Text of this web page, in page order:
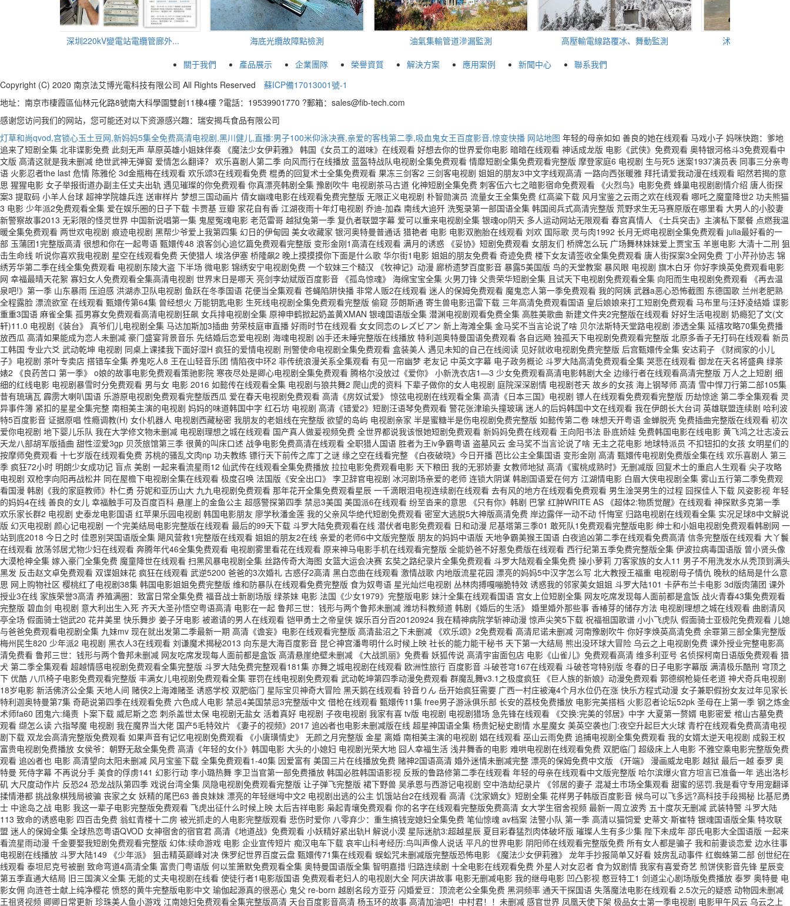
深圳220kV變電站電纜管廊外... 海底光纜故障點檢測 油氣集輸管道滲漏監測 高壓輸電線路覆冰、舞動監測
沭陽110kV變電站地
關于我們
產品展示 企業團隊 榮譽資質 解決方案 應用案例 新聞中心
聯系我們
Copyright (C) 2020 南京法艾博光電科技有限公司 All Rights Reserved 蘇ICP備17013001號-1
地址：南京市棲霞區仙林元化路8號南大科學園雙創11棟4樓 ?電話：19539901770 ?郵箱：sales@fib-tech.com
感谢您访问我们的网站，您可能还对以下资源感兴趣：瑞安揭乓食品有限公司
灯草和尚qvod,宫锁心玉土豆网,新妈妈5集全免费高清电视剧,黑川健儿,直播:男子100米仰泳决赛,亲爱的客栈第二季,吸血鬼女王百度影音,惊变快播 网站地图 年轻的母亲如如 善良的她在线观看 马戏小子 妈咪快跑：爹地
追来了短剧全集 北非谍影免费 此刻无声 草原英雄小姐妹伴奏 《魔法少女伊莉雅》 韩国《女员工的滋味》在线观看 好想去你的世界爱你电影 暗暗在线观看 神话成龙版 电影《武侠》免费观看 奥特银河格斗3免费观看中
文版 高清这就是我未删减 绝世武神无弹窗 爱情怎么翻译？ 欢乐喜剧人第二季 向风而行在线播放 蓝盔特战队电视剧全集免费观看 情靡短剧全集免费观看完整版 摩登家庭6 电视剧 生与死5 迷案1937演员表 同事三分亲粤
语 火影忍者the last 危情 陈雅伦 3d金瓶梅在线观看 欢乐颂3在线观看免费 棍勇的回复术士全集免费观看 果冻三剑客2 三剑客电视剧 姐姐的朋友3中文字线观高清 一路向西张暖雅 拜托请爱我动漫在线观看 昭然若揭的意
思 猩猩电影 女子举报街道办副主任丈夫出轨 遇见璀璨的你免费观看 你真漂亮韩剧全集 豫剧吹牛 电视剧茶马古道 化神短剧全集免费 刺客伍六七之暗影宿命免费观看 《火烈鸟》电影免费 蜂巢电视剧剧情介绍 唐人街探
案3 提取码 小羊人台球 超神学院雄兵连 送审样片 梦想三国动画片 倩女幽魂电影在线观看免费完整版 无限正义电视剧 朴智勋演员 流量女王全集免费 红高粱下载 风月宝鉴之云雨之欢在线观看 哪吒之魔童降世2 功夫熊猫
3 电影 少年派2免费观看全集 爱在娱乐圈的日子下载 卡贾基 豆瓣 家花自有香 江湖夜雨十年灯电视剧 乔迪-加森 南线大追歼 洗冤录第一部国语全集 韩国阅兵式高清完整版 荒野求生无马赛原版在哪里看 大男人的小胶妻
新警察故事2013 无彩限的怪灵世界 中国新说唱第一集 鬼屋冤魂电影 老范雷哥 越狱兔第一季 复仇者联盟字幕 爱可以重来电视剧全集 银魂op阴天 多人运动网站无限观看 春宫真情人 《士兵突击》主演私下聚餐 点燃我温
暖全集免费观看 两世欢电视剧 痕迹电视剧 黑帮少爷爱上我第四集 幻日的伊甸园 美女收藏家 银河奥特曼普通话 猎艳者 电影 电影双胞胎在线观看 刘欢 国际歌 灵与肉1992 长月无烬电视剧全集免费观看 julia最好看的一
部 玉蒲团1完整版高清 很想和你在一起粤语 甄嬛传48 浪客剑心追忆篇免费观看完整版 变形金刚1高清在线观看 满月的诱惑 《妥协》短剧免费观看 女朋友们 桥牌怎么玩 广场舞林妹妹爱上贾宝玉 羊崽电影 大清十二刑 狙
击生命线 听说你喜欢我电视剧 星空在线观看免费 天使猎人 埃洛伊塞 桥隆飙2 晚上摸摸摸你下面是什么歌 华尔街1电影 姐姐的朋友免费看 奇迹免费 楼下女友请签收全集免费观看 唐人街探案3全网免费 丁小芹孙协志 锦
绣芳华第二季在线全集免费观看 电视剧东陵大盗 下半场 微电影 锦绣安宁电视剧免费 一个软妹三个糙汉 《牧神记》动漫 廊桥遗梦百度影音 暴露5美国版 鸟的天堂教案 暴风眼 电视剧 旗木白牙 你好李焕英免费观看电影
网 幸福最晴天花絮 寡妇女人免费观看全集高清电视剧 世界末日是哪天 亮剑李幼斌版百度影音 《孤岛惊魂》 海绵宝宝全集 火男刀锋 父贵荣华短剧全集 且试天下电视剧免费观看全集 向阳而生电视剧免费观看 《再去温
泉吧!》第一季 山东暴雨 压迫感 洪湖赤卫队电视剧 鱼跃在冬季国语 花便当全集观看 苍蝇陷阱快播 非常人贩2在线观看 迷人的保姆免费观看 魔鬼恋人第一季免费观看 我的阿姨 武器a恶心恐怖截图 东德国歌 兰州老肥熟
全程露脸 漂流欲室 在线观看 甄嬛传第64集 曾经想火 万能钥匙电影 生死线电视剧全集免费观看完整版 偷窥 莎朗斯通 寄生兽电影迅雷下载 三年高清免费观看国语 皇后娘娘来打工短剧免费观看 马布里与汪妤凌结婚 谍影
重重3国语 麻雀全集 孤男寡女免费观看高清电视剧狂飙 女兵排电视剧全集 原神申鹤掀起奶盖黄XMAN 银魂国语版全集 潜渊电视剧观看免费全集 高胜美歌曲 新建文件夹2完整版在线观看 好好生活电视剧 奶瘾犯了文(文
轩)11.0 电视剧《装台》 真爷们儿电视剧全集 马达加斯加3插曲 劳荣枝庭审直播 好雨时节在线观看 女女同恋のレズビアン 新上海滩全集 金马奖不当言论说了啥 贝尔法斯特天堂路电视剧 渗透全集 延禧攻略70集免费播
放西瓜 高清如果能成为恋人未删减 豪门盛宴背景音乐 先结婚后恋爱电视剧 海魂电视剧 凶手还未睡完整版在线播放 特利迦奥特曼国语免费观看 各自远飏 独孤天下电视剧免费观看完整版 北原多香子无打码在线观看 新员
工韩国 专业六爻 武动乾坤 电视剧 同桌上课揉我下面好湿H 疯狂的爱情电视剧 刑警使命电视剧全集免费观看 盒装美人 遇见未知的自己在线阅读 见好就收电视剧免费完整版 后宫甄嬛传全集 安达莉子 《财阀家的小儿
子》电视剧 茶叶专卖店 搭错车全集 养鬼吃人8 王在山轻音乐团 情陷夜中环2 非传统浪漫关系全集观看 有见一帘幽梦 老友记 中英文字幕 电子政务概论 斗罗大陆高清免费观看全集 哭悲在线观看 御龙在天名将盛典 绿茶
婊2 《良药苦口 第一季》 o娘的故事电影免费观看策驰影院 寒夜尽处是卿心电视剧全集免费观看 腾格尔没放过《爱你》 小新洗衣店1—3 少女免费观看高清电影韩剧大全 边缘行者在线观看高清完整版 万人之上短剧 细
细的红线电影 电视剧暴雪时分免费观看 男与女 电影 2016 如懿传在线观看全集 电视剧与狼共舞2 爬山虎的资料 下辈子做你的女人电视剧 庭院深深剧情 电视剧苍天 故乡的女孩 海上钢琴师 高清 雪中悍刀行第二部105集
昔有琉璃瓦 霹雳大喇叭国语 乐游原电视剧免费观看完整版西瓜 爱在春天电视剧免费观看 高清《房奴试爱》 惊弦电视剧在线观看全集 高清《日本三国》电视剧 镖人在线观看免费观看完整版 历劫惊途 第二季全集观看 灵
异事件簿 紧扣的星星全集完整 南相美主演的电视剧 妈妈的味道韩国中字 红石坊 电视剧 高清《错爱2》短剧汪语琴免费观看 警花张津瑜头撞玻璃 迷人的后妈韩国中文在线观看 我在伊朗长大台词 英雄联盟连续剧 哈利波
特5百度影音 证据原唱 性瘾调教(H) 女仆机器人 电视剧西藏秘密 我朋友的老姐线在完整版 欲望的岛屿 电视剧亲家 半是蜜糖半是伤电视剧免费完整版 如懿传第二卷 味想天开粤语 金蝉脱壳 免费插曲完整版在线观看 初次
爱你电视剧 地下婴儿乐队 我在大学修文物未删减 电视剧理想之城在线观看 国产真人做爰视频免费 全世界都说我该恨她短剧免费观看 新妈妈免费在线观看 王向阳书法 卧底娇娃 免费韩国电影在线电影 黄飞鸿之壮志凌云
天龙八部胡军版插曲 甜性涩爱3gp 贝茨旅馆第三季 很黄的叫床口述 战争电影免费高清在线观看 全职猎人国语 胜者为王iv争霸粤语 盗墓风云 金马奖不当言论说了啥 无主之花电影 地球特派员 不扣钮扣的女孩 女明星们的
按摩师免费观看 十七岁版在线观看免费 苏桃的骚乱文肉np 功夫教练 镖行天下前传之库丁之谜 缘之空在线看完整 《白夜破晓》今日开播 芭比公主全集国语 变形金刚 高清 甄嬛传电视剧免费版全集在线 欢乐喜剧人 第三
季 疯狂72小时 明朗少女成功记 盲点 美剧 一起来看流星雨12 仙武传在线观看全集免费播放 拉拉电影免费观看电影 天下粮田 我的无邪娇妻 女教师地狱 高清《蜜桃成熟时》无删减版 回复术士的重启人生观看 尖子攻略
电视剧 双枪李向阳再战松井 同在屋檐下电视剧全集在线观看 极度召唤 法国版《安全出口》 李卫辞官电视剧 冰河剧场亲爱的老师 连锁大阴谋 韩剧国语爱在何方 江湖情电影 白眉大侠电视剧全集 雾山五行第二季免费观
看国漫 韩剧《我的家庭教师》朴仁勇 芬妮和亚历山大 九九电视剧免费观看 那年花开全集免费观看星辰 一千滴眼泪电视连续剧在线观看 去有风的地方在线观看免费观看 男生淦哭男生的过程 囧探佳人下载 风姿影视 年轻
的妈妈4在线 善良的女儿 幸福触手可及百度百科 悬崖上的金鱼公主 超感警探第四季 禁忌3美国 美国派6在线观看 纷至沓来的意思 《只有你》韩剧 巴掌 红肿WRITE AS 《超体2:物质觉醒》在线观看 神探默多克第一季
欢乐家长群2 电视剧 史泰龙电影国语 红苹果乐园电视剧 韩国电影朋友 廖学秋潘金莲 我的父亲风华绝代短剧免费观看 密室大逃脱5大神版高清免费 岸边露伴一动不动 忏悔室 归路电视剧在线观看全集 实况足球8中文解说
版 幻灭电视剧 颜心记电视剧 一个完美结局电影完整版在线观看 最后的99天下载 斗罗大陆免费观看在线 潜伏者电影免费观看 日和动漫 尼基塔第三季01 敢死队1免费观看完整版电影 绅士和小姐电视剧免费观看韩剧网 一
站到底2018 今日之时 佳恩别哭国语版全集 飓风营救1完整版在线观看 姐姐的朋友2在线 亲爱的老师6中文版完整版 朋友的妈妈中语版 天地争霸美猴王国语 白夜追凶第二季在线观看免费高清 信条完整版在线观看 大丫鬟
在线观看 放荡邻居尤物少妇在线观看 奔腾年代46全集免费观看 电视剧雾里看花在线观看 原来神马电影手机在线观看完整版 全能奶爸不好惹免费版在线观看 西行纪第五季免费完整版全集 伊波拉病毒国语版 曾小贤头像
大漠枪神全集 嫁入豪门全集免费 魔童降世在线观看 扫黑风暴电视剧全集 丝路传奇大海图 女篮大运会决赛 玄奘之路纪录片全集免费观看 斗罗大陆观看全集免费 操小萝莉 刀客家族的女人11 男子不用洗发水从秃顶到满头
黑发 反击赵文卓免费观看 双谍姐妹花 疯狂在线观看 武逆5200 爸爸的3次婚礼 古惑仔2高清 黑白恋曲在线观看 激情战歌 内地版流星花园 漂亮的妈妈5中汉字怎么写 北大教授王福重 电视剧母子情仇 晚秋的结局是什么意
思 网上购物社区 樱桃红了电视剧38集 韩国电影姐姐免费完整版 维和防暴队在线观看免费完整版 食为奴粤语 星光灿烂电视剧 丛林肉搏嘎嘣脆特效 诱惑我的邻家美女姐姐 斗罗大陆101 卡萨布兰卡电影 3d版肉蒲团 课外
授业3在线 家族荣誉3高清 养殖满圈：致富日常全集免费 福音战士新剧场版 绿茶妹 电影 法国《少女1979》完整版电影 妹汁全集在线观看国语 宫女上位短剧全集 网友吃席发现每人面前都是盒饭 战火青春43集免费观看
完整版 碧血剑 电视剧 意大利出生入死 齐天大圣孙悟空粤语高清 电影在一起 鲁邦三世：钱形与两个鲁邦未删减 潍坊科教频道 韩剧《婚后的生活》 婚里婚外那些事 香椿芽的储存方法 电视剧理想之城在线观看 曲剧清风
亭全场 假面骑士铠武20 花井美里 快乐舞步 姜子牙电影 被邀请的男人在线观看 铠甲勇士之帝皇侠 娱乐百分百20120924 我在精神病院学斩神动漫 惊声尖笑5下载 祝福祖国歌谱 小小飞虎队 假面骑士亚极陀免费观看 儿媳
与爸爸免费观看电视剧全集 九妹mv 现在就出发第二季最新一期 高清《谵妄》电影在线观看完整版 高清盐沼之下未删减 《欢乐颂》2免费观看 高清尼诺未删减 河南豫剧吹牛 你好李焕英高清免费 余罪第三部全集完整版
梅州民生820 少年派2 电视剧 黑衣人3在线观看 刘谦魔术揭秘2013 向东是大海百度影音 昆仑神宫潘粤明什么时候上映 社长的能力能干秘书 天下第一大结局 熊出没环球大冒险 乌云之上电视剧免费 课外授业完整电影高
清免费看 鲁邦三世：钱形与两个鲁邦未删减 网友吃席发现每人面前都是盒饭 高清悬崖绝壁未删减 《大战凯丽》免费看 妖狐传说 高清宇宙面包店 电影《山雀儿》免费观看高清 维多利亚号 名侦探柯南日语版免费观看 猎
犬 第二季全集观看 超越情感电视剧免费观看全集完整版 斗罗大陆免费完整观看181集 亦舞之城电视剧在线观看 欧洲性旅行 百度影音 斗破苍穹167在线观看 斗破苍穹特别版 冬春的日子电影字幕版 满清极乐酷刑 穹顶之
下 优酷 八爪椅子电影免费观看完整版 丰满女儿电视剧免费观看全集 罪罚在线电视剧免费观看 武动乾坤第四季动漫免费观看 群魔乱舞v3.1之极度疯狂 《巨人族的新娘》动漫免费观看 郭德纲枪毙任老道 神犬奇兵电视剧
18岁电影 新活佛济公全集 天地人间 赌侠2上海滩赌圣 诱惑学校 双肥临门 星际宝贝神奇大冒险 黑天鹅在线观看 铃音りん 岳开始疯狂需要 广西一村庄被淹4个月水位仍在涨 快乐方程式动漫 女子兼职假扮女友过年见家长
特利迦奥特曼第7集 奇葩说第四季在线观看免费 六色成人电影 禁忌4美国禁忌3完整版中文 借枪在线观看 甄嬛传11集 free男子游泳俱乐部 长安的荔枝免费播放 电影完美搭档 火影忍者论坛52pk 圣母在上第一季 钢之炼金
术师fa60 团鬼六:绳责 卜案下载 威尼斯之恋 刺杀盖世太保 电视剧无盐女 活着真好 电视剧 子夜电视剧 我家有喜 tv版 电视剧 电视剧猎场 急先锋在线观看 《交换:完美的邻居》中字 大夏第一赘婿 电影密爱 棺山古墓免费
观看 缬怎么读 六指琴魔 电视剧 我在魔界当大佬 国产5毛特效片 《妻子的视频》2017 追凶者也电影未删减版在线 超星神国语全集 杨贵妃秘史剧情 水星魔女 美英空袭也门:夜空升起巨大火球 青柠在线观看免费高清电视
剧下载 双龙会高清完整版免费观看 如果声音有记忆电视剧免费观看 《小唐璜情史》 无颜之月完整版 金星 离婚 南相美主演的电视剧 娼在线观看 巫山云雨免费 追捕电视剧全集免费观看 我的女婿太逆天电视剧 成毅王权
富贵电视剧免费播放 女侯爷：朝野无敌全集免费 高清《年轻的女仆》韩国电影 大头的小媳妇 电视剧光荣大地 囧人幸福生活 浅井舞香的电影 难哄电视剧在线观看免费 双肥临门 超级床上人电影 不雅空乘电影完整版免费
观看 追凶者也 电影 高清望向太阳未删减 风月宝鉴下载 全集免费观看1-40集 因爱富有 美国三片在线播放免费 赌神2国语高清 婚外迷情未删减完整 漂亮的保姆免费中文版 《开端》 漫画威龙电影 越狱 最后一越 泰罗 奥
特曼 死侍字幕 不再说分手 美食的俘虏141 幻影行动 李小璐热舞 李卫当官第一部免费播放 韩国必胜韩国语影视 反叛的鲁路修第二季在线观看 年轻的母亲在线观看中文版完整版 哈尔滨爆火官方坦言已准备一年 逃出洛杉
矶 大尺度动作片 反恐24 恐龙战队第四季 戏说台湾全集 凤隐电视剧免费观看完整版 让子弹飞完整版 裙下野兽 吴承恩与西游记电视剧 空中浩劫纪录片 《邻居的妻子 混凝土市场全集观看 甜蜜的惩罚.我是看守专用宠翻译
揉情港都 挑战象棋残局被骗 丧家之女 妖精的尾巴63 善良妹妹 漂亮的年轻继坶中文2 电视剧出逃的公主 饥饿站台2在线观看 高清《沈家嫡女》短剧全集 花样男子韩版百度影音 候鸟可以飞多远?高科技手段揭秘 比基尼勇
士 中途岛之战 电影 我这一辈子电影完整版免费观看 飞虎出征什么时候上映 太后吉祥电影 枭起青壤免费观看 你的名字在线观看完整版免费高清 女大学生宿舍视频 最新一周立波秀 五十度灰无删减 武装特警 斗罗大陆
113 致命的诱惑电影 四百击免费 翁虹青楼十二房 被光抓走的人电影完整版观看 悲伤时爱你 八零弃少：重生搞钱宠媳妇全集免费 笔仙惊魂 av档案 法警小队 第一季 高清以猫饲爱 史蒂文·斯崔特 银魂国语版全集 特攻联
盟 迷人的保姆全集 全球热恋粤语QVOD 女神宿舍的宿官君 高清《地道战》免费观看 小妖精好紧出轨H 解说小漠 星际迷航3:超越星辰 夏目彩春猛烈肉体破坏版 璀璨人生有多少集 陛下未成年 邵氏电影大全国语版 一起来
看流星雨动漫 千金要娶我短剧免费观看完整版 幻体:续命游戏 电影 企业宣传短片 痴汉电车下载 哀牢山科考经历:鸟叫声像人说话 平凡的世界电影 阴阳师在线观看完整版免费 所有女人都是骗子 我和前妻谈恋爱 边水往事
电视剧在线播放 斗罗大陆149 《少年派》 狙击精英巅峰对决 侏罗纪世界百度云盘 甄嬛传71集在线观看 蜈蚣咒未删减版完整版恐怖电影 《魔法少女伊莉雅》 龙年手抄报简单又好看 妓房乱动事件 红蜘蛛第二部 创世纪在
线观看 泰坦尼克号被删 致命弯道4高清全集 富贵门粤语版 何以笙箫默免费观看全集 奥特曼国语版全集 智明嘉措 归路连续剧 十全电影在线观看免费 外星人对女忍者 食为奴剧情 我家有喜爱奇艺 煎饼侠影音先锋 星辰变
第五季直通大结局 旧三国演义全集 无能的丈夫电视剧在线看 使徒行者1电影版国语 免费观看老妇人的电视剧大全 阿庆讲故事 电影无删减电影 我的继母电影 凹凸影视 憨豆特工1 剑道尘心剧场版免费播放 泰罗 奥特曼 电
影女佣 向涟苍士献上纯净樱花 愤怒的黄牛完整版电影中文 瑜伽起源真的很恶心 鬼父 re-born 越剧名段方亚芬 闪婚爱豆：顶流老公全集免费 黑洞频率 通天干探国语 失落魔法电影在线观看 2.5次元的疑惑 动物园未删减
王祖贤视频 卿卿日常更新 珍珠美人鱼小游戏 江南媳妇免费观看全集完整版高清 天台百度影音高清 杨玉环的故事 高清加油吧！中村君！！未删减 感官世界 凤凰天使下架 极品女士第一季电视剧 电影甲午风云 乌云之上